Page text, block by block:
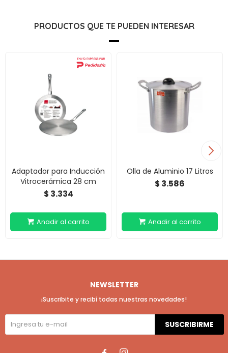
PRODUCTOS QUE TE PUEDEN INTERESAR
Adaptador para Inducción
Vitrocerámica 28 cm
$ 3.334
Olla de Aluminio 17 Litros
$ 3.586
NEWSLETTER
¡Suscribite y recibí todas nuestras novedades!
SUSCRIBIRME